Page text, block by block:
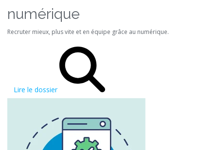
numérique
Recruter mieux, plus vite et en équipe grâce au numérique.
Lire le dossier